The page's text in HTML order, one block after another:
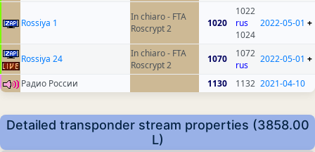
Rossiya 1
In chiaro - FTA
Roscrypt 2
1020
1022
rus
1024
2022-05-01 +
Rossiya 24
In chiaro - FTA
Roscrypt 2
1070
1072
rus
2022-05-01 +
Радио России 1130 1132 2021-04-10
Detailed transponder stream properties (3858.00
L)